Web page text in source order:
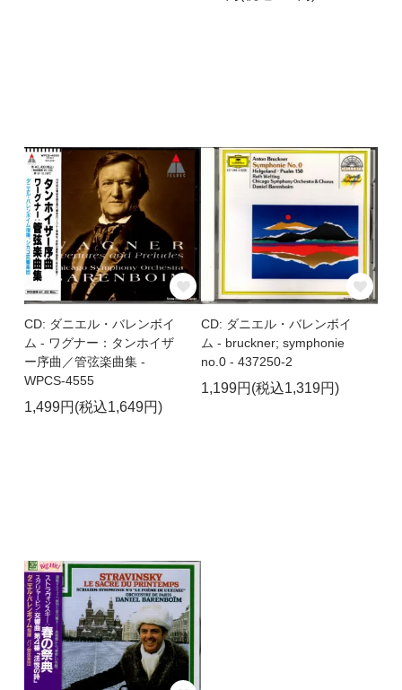
CD: ダニエル・バレンボイ
ム - ワグナー：タンホイザ
ー序曲／管弦楽曲集 -
WPCS-4555
1,499円(税込1,649円)
CD: ダニエル・バレンボイ
ム - bruckner; symphonie
no.0 - 437250-2
1,199円(税込1,319円)